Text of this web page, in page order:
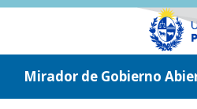
ir a contenido
ir al menú
Mirador de Gobierno